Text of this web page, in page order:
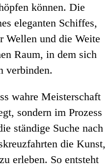
können. Die
eleganten Schiffes,
Wellen und die Weite
Raum, in dem sich
verbinden.
wahre Meisterschaft
sondern im Prozess
ständige Suche nach
die Kunst,
erleben. So entsteht